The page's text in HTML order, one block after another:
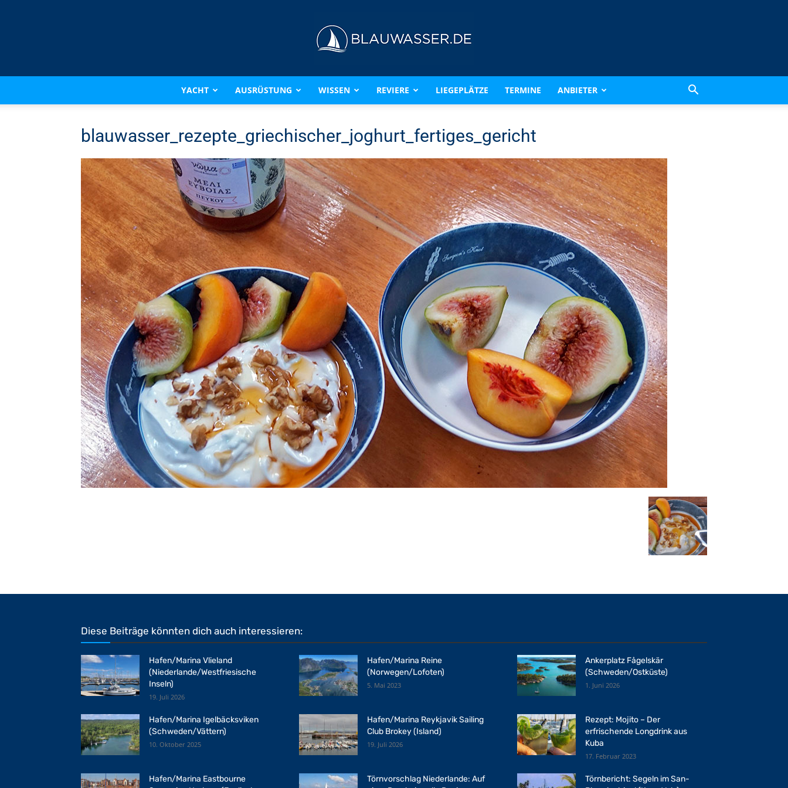
BLAUWASSER.DE
YACHT AUSRÜSTUNG WISSEN REVIERE LIEGEPLÄTZE TERMINE ANBIETER
blauwasser_rezepte_griechischer_joghurt_fertiges_gericht
Diese Beiträge könnten dich auch interessieren:
Hafen/Marina Vlieland
(Niederlande/Westfriesische
Inseln)
19. Juli 2026
Hafen/Marina Reine
(Norwegen/Lofoten)
5. Mai 2023
Ankerplatz Fågelskär
(Schweden/Ostküste)
1. Juni 2026
Hafen/Marina Igelbäcksviken
(Schweden/Vättern)
10. Oktober 2025
Hafen/Marina Reykjavik Sailing
Club Brokey (Island)
19. Juli 2026
Rezept: Mojito – Der
erfrischende Longdrink aus
Kuba
17. Februar 2023
Hafen/Marina Eastbourne
Törnvorschlag Niederlande: Auf
Törnbericht: Segeln im San-